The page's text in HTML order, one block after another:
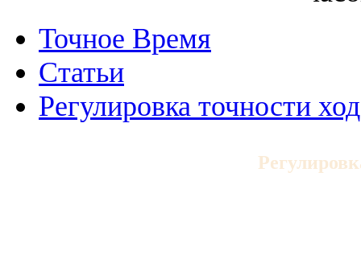
Точное Время
Статьи
Регулировка точности